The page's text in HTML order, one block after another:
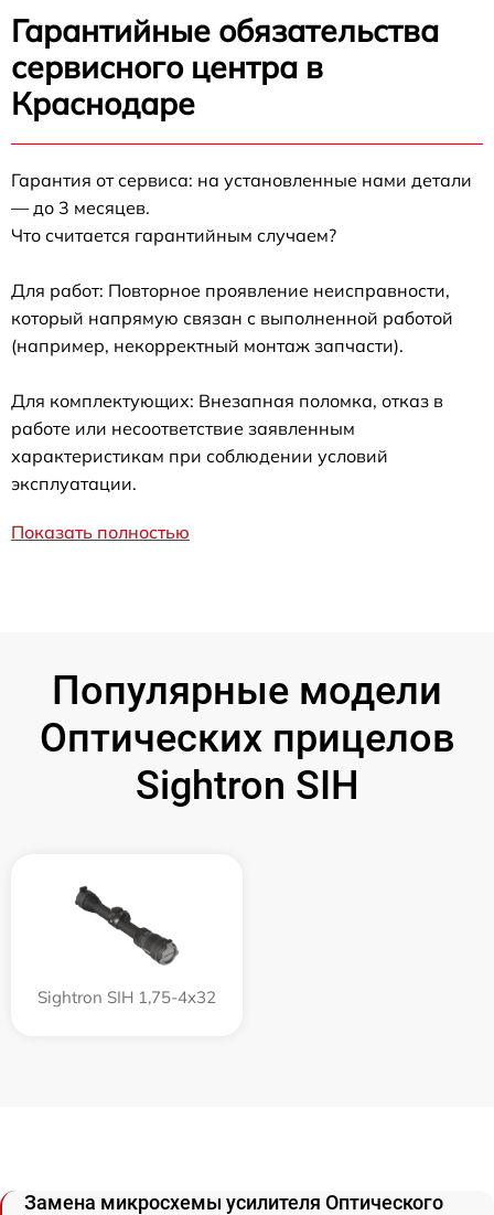
Гарантийные обязательства
сервисного центра в
Краснодаре
Гарантия от сервиса: на установленные нами детали
— до 3 месяцев.
Что считается гарантийным случаем?
Для работ: Повторное проявление неисправности,
который напрямую связан с выполненной работой
(например, некорректный монтаж запчасти).
Для комплектующих: Внезапная поломка, отказ в
работе или несоответствие заявленным
характеристикам при соблюдении условий
эксплуатации.
Показать полностью
Популярные модели
Оптических прицелов
Sightron SIH
Sightron SIH 1,75-4x32
Замена микросхемы усилителя Оптического